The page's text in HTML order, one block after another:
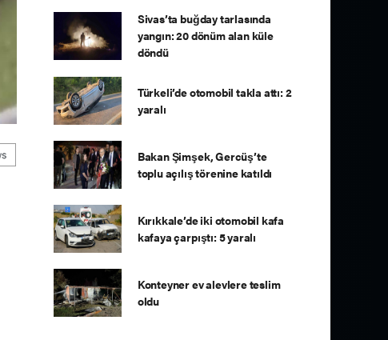
Sivas’ta buğday tarlasında
yangın: 20 dönüm alan küle
döndü
Türkeli’de otomobil takla attı: 2
yaralı
Bakan Şimşek, Gercüş’te
toplu açılış törenine katıldı
Kırıkkale’de iki otomobil kafa
kafaya çarpıştı: 5 yaralı
Konteyner ev alevlere teslim
oldu